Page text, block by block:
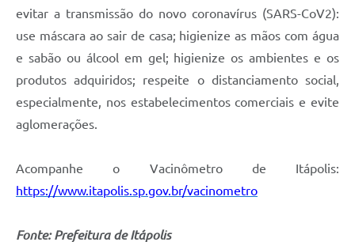
evitar a transmissão do novo coronavírus (SARS-CoV2):
use máscara ao sair de casa; higienize as mãos com água
e sabão ou álcool em gel; higienize os ambientes e os
produtos adquiridos; respeite o distanciamento social,
especialmente, nos estabelecimentos comerciais e evite
aglomerações.
Acompanhe o Vacinômetro de Itápolis:
https://www.itapolis.sp.gov.br/vacinometro
Fonte: Prefeitura de Itápolis